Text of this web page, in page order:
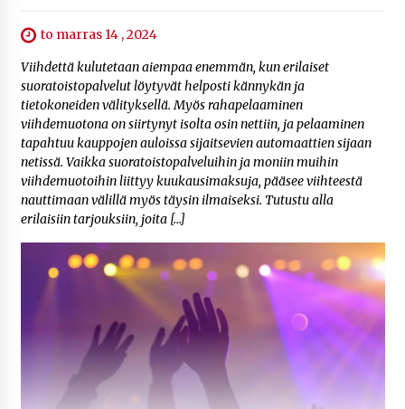
to marras 14 , 2024
Viihdettä kulutetaan aiempaa enemmän, kun erilaiset
suoratoistopalvelut löytyvät helposti kännykän ja
tietokoneiden välityksellä. Myös rahapelaaminen
viihdemuotona on siirtynyt isolta osin nettiin, ja pelaaminen
tapahtuu kauppojen auloissa sijaitsevien automaattien sijaan
netissä. Vaikka suoratoistopalveluihin ja moniin muihin
viihdemuotoihin liittyy kuukausimaksuja, pääsee viihteestä
nauttimaan välillä myös täysin ilmaiseksi. Tutustu alla
erilaisiin tarjouksiin, joita […]